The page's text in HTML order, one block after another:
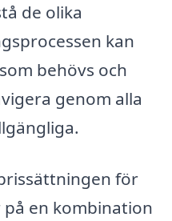
de olika
kan
behövs och
genom alla
för
en kombination